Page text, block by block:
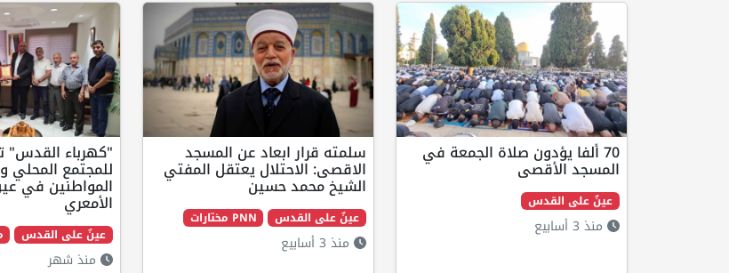
70 ألفا يؤدون صلاة الجمعة في
المسجد الأقصى
عينٌ على القدس
منذ 3 أسابيع
سلمته قرار ابعاد عن المسجد
الاقصى: الاحتلال يعتقل المفتي
الشيخ محمد حسين
عينٌ على القدس PNN مختارات
منذ 3 أسابيع
"كهرباء القدس"
للمجتمع المحلي
المواطنين في
الأمعري
عينٌ على القدس
منذ شهر